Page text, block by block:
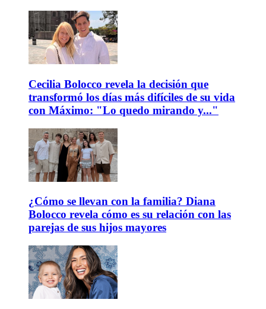
Cecilia Bolocco revela la decisión que
transformó los días más difíciles de su vida
con Máximo: "Lo quedo mirando y..."
¿Cómo se llevan con la familia? Diana
Bolocco revela cómo es su relación con las
parejas de sus hijos mayores